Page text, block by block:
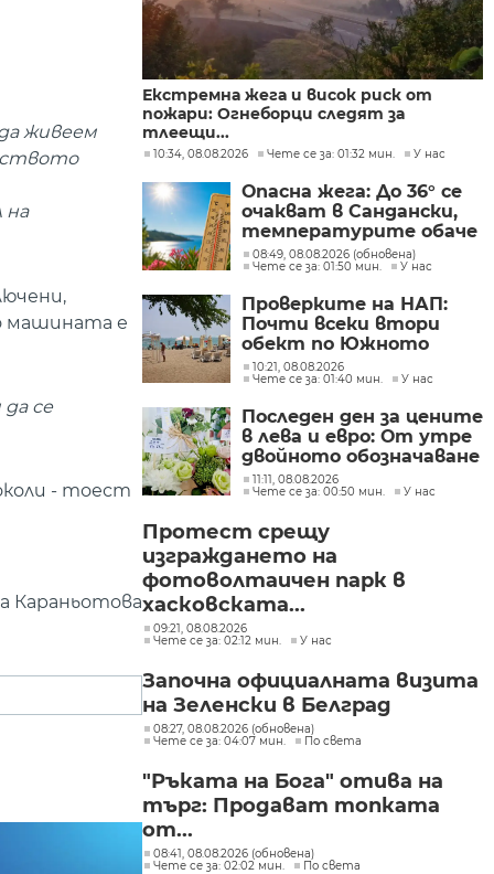
живеем
на
машината е
се
- тоест
Караньотова
Екстремна жега и висок риск от
пожари: Огнеборци следят за
тлеещи...
10:34, 08.08.2026 Чете се за: 01:32 мин. У нас
Опасна жега: До 36° се
очакват в Сандански,
температурите обаче
не са рекордни
08:49, 08.08.2026 (обновена)
Чете се за: 01:50 мин.
У нас
Проверките на НАП:
Почти всеки втори
обект по Южното
Черноморие е с
нарушение
10:21, 08.08.2026
Чете се за: 01:40 мин.
У нас
Последен ден за цените
в лева и евро: От утре
двойното обозначаване
вече не е
задължително
11:11, 08.08.2026
Чете се за: 00:50 мин.
У нас
Протест срещу
изграждането на
фотоволтаичен парк в
хасковската...
09:21, 08.08.2026
Чете се за: 02:12 мин.
У нас
Започна официалната визита
на Зеленски в Белград
08:27, 08.08.2026 (обновена)
Чете се за: 04:07 мин.
По света
"Ръката на Бога" отива на
търг: Продават топката
от...
08:41, 08.08.2026 (обновена)
Чете се за: 02:02 мин.
По света